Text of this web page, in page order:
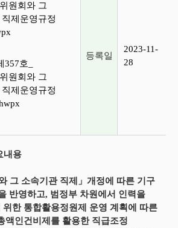
원회와 그
제운영규정
357호_
원회와 그
제운영규정
등록일
2023-11-
28
내용
그 소속기관 직제」개정에 따른 기구
반영하고, 범정부 차원에서 인력을
위한 통합활용정원제 운영 계획에 따른
액인건비제를 활용한 직급조정